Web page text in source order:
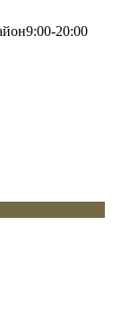
9:00-20:00